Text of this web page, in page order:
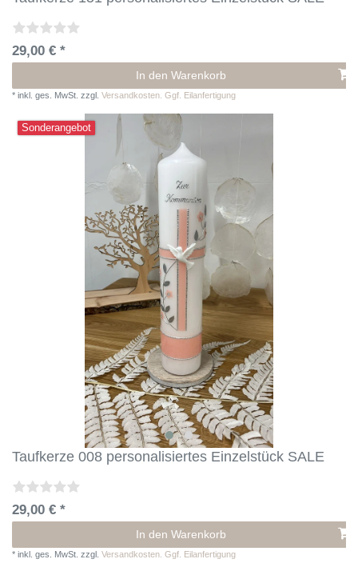
29,00 € *
In den Warenkorb
* inkl. ges. MwSt. zzgl. Versandkosten. Ggf. Eilanfertigung
Sonderangebot
Taufkerze 008 personalisiertes Einzelstück SALE
29,00 € *
In den Warenkorb
* inkl. ges. MwSt. zzgl. Versandkosten. Ggf. Eilanfertigung